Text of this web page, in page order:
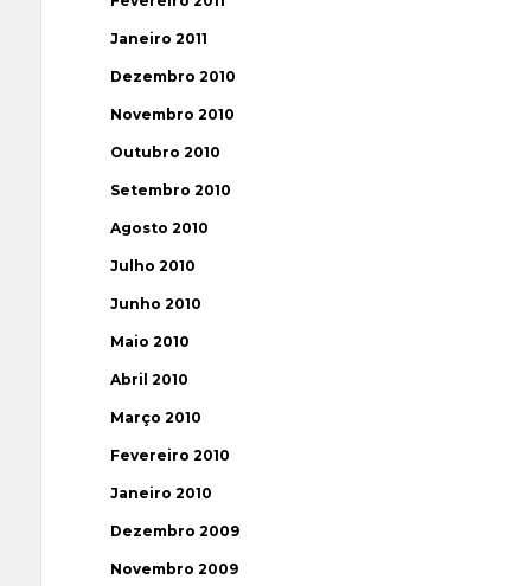
Janeiro 2011
Dezembro 2010
Novembro 2010
Outubro 2010
Setembro 2010
Agosto 2010
Julho 2010
Junho 2010
Maio 2010
Abril 2010
Março 2010
Fevereiro 2010
Janeiro 2010
Dezembro 2009
Novembro 2009